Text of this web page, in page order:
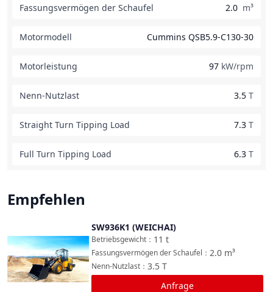
Fassungsvermögen der Schaufel 2.0 m³
Motormodell Cummins QSB5.9-C130-30
Motorleistung 97 kW/rpm
Nenn-Nutzlast 3.5 T
Straight Turn Tipping Load 7.3 T
Full Turn Tipping Load 6.3 T
Empfehlen
SW936K1 (WEICHAI)
11 t
Betriebsgewicht ：
2.0 m³
Fassungsvermögen der Schaufel ：
3.5 T
Nenn-Nutzlast ：
Anfrage